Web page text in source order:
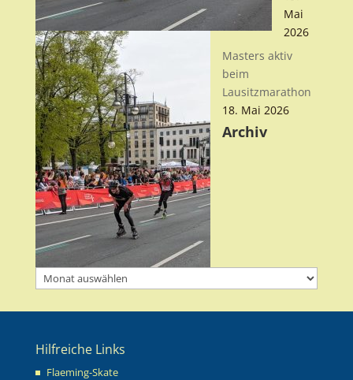
Mai
2026
Masters aktiv
beim
Lausitzmarathon
18. Mai 2026
Archiv
Archiv
Hilfreiche Links
Flaeming-Skate